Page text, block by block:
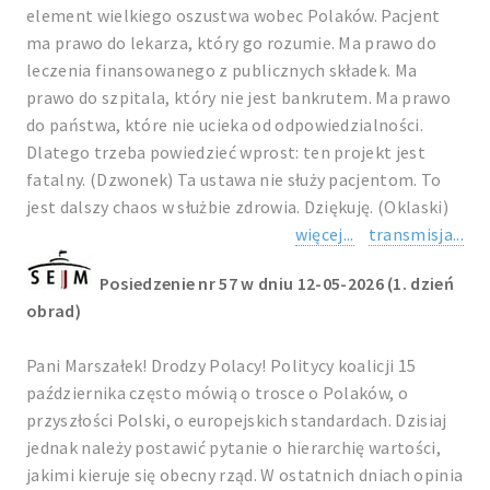
element wielkiego oszustwa wobec Polaków. Pacjent
ma prawo do lekarza, który go rozumie. Ma prawo do
leczenia finansowanego z publicznych składek. Ma
prawo do szpitala, który nie jest bankrutem. Ma prawo
do państwa, które nie ucieka od odpowiedzialności.
Dlatego trzeba powiedzieć wprost: ten projekt jest
fatalny. (Dzwonek) Ta ustawa nie służy pacjentom. To
jest dalszy chaos w służbie zdrowia. Dziękuję. (Oklaski)
więcej...
transmisja...
Posiedzenie nr 57 w dniu 12-05-2026 (1. dzień
obrad)
Pani Marszałek! Drodzy Polacy! Politycy koalicji 15
października często mówią o trosce o Polaków, o
przyszłości Polski, o europejskich standardach. Dzisiaj
jednak należy postawić pytanie o hierarchię wartości,
jakimi kieruje się obecny rząd. W ostatnich dniach opinia